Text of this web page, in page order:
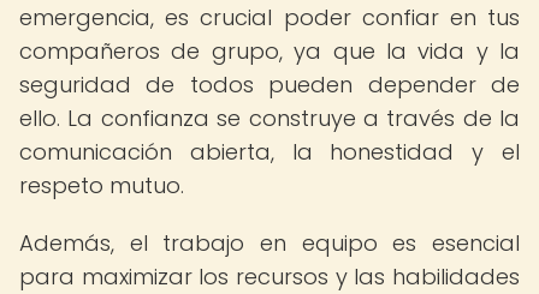
emergencia, es crucial poder confiar en tus
compañeros de grupo, ya que la vida y la
seguridad de todos pueden depender de
ello. La confianza se construye a través de la
comunicación abierta, la honestidad y el
respeto mutuo.
Además, el trabajo en equipo es esencial
para maximizar los recursos y las habilidades